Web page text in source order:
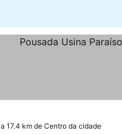
a 17.4 km de Centro da cidade